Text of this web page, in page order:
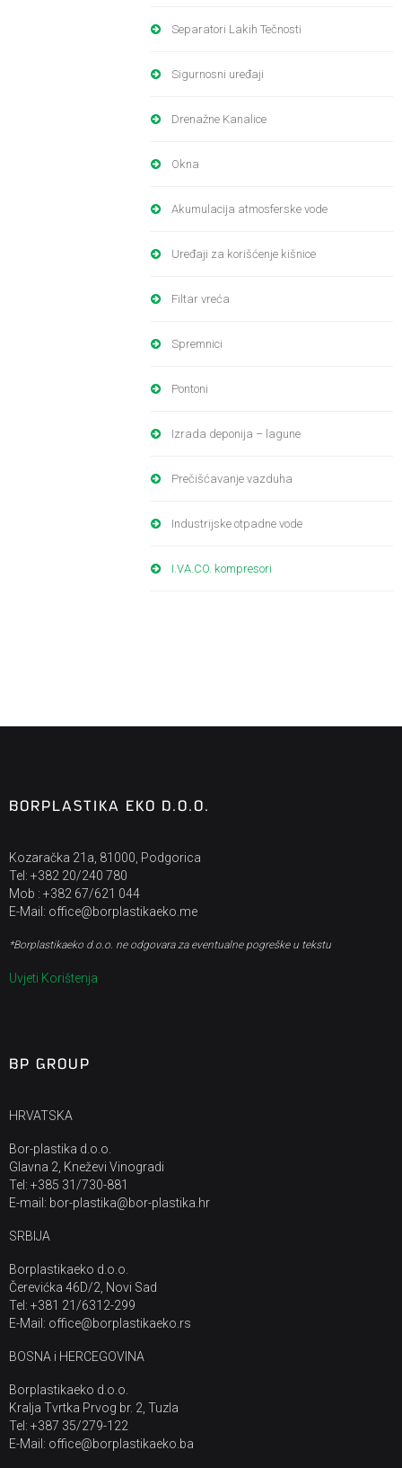
Separatori Lakih Tečnosti
Sigurnosni uređaji
Drenažne Kanalice
Okna
Akumulacija atmosferske vode
Uređaji za korišćenje kišnice
Filtar vreća
Spremnici
Pontoni
Izrada deponija – lagune
Prečišćavanje vazduha
Industrijske otpadne vode
I.VA.CO. kompresori
BORPLASTIKA EKO D.O.O.
Kozaračka 21a, 81000, Podgorica
Tel: +382 20/240 780
Mob : +382 67/621 044
E-Mail: office@borplastikaeko.me
*Borplastikaeko d.o.o. ne odgovara za eventualne pogreške u tekstu
Uvjeti Korištenja
BP GROUP
HRVATSKA
Bor-plastika d.o.o.
Glavna 2, Kneževi Vinogradi
Tel: +385 31/730-881
E-mail: bor-plastika@bor-plastika.hr
SRBIJA
Borplastikaeko d.o.o.
Čerevićka 46D/2, Novi Sad
Tel: +381 21/6312-299
E-Mail: office@borplastikaeko.rs
BOSNA i HERCEGOVINA
Borplastikaeko d.o.o.
Kralja Tvrtka Prvog br. 2, Tuzla
Tel: +387 35/279-122
E-Mail: office@borplastikaeko.ba